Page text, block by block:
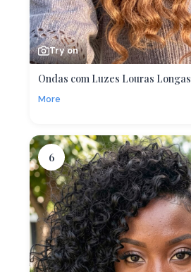
Try on
Ondas com Luzes Louras Longas
More
6